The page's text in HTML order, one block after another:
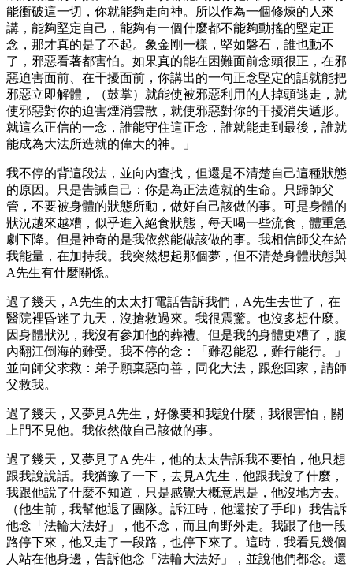
能衝破這一切，你就能夠走向神。所以作為一個修煉的人來
講，能夠堅定自己，能夠有一個什麼都不能夠動搖的堅定正
念，那才真的是了不起。象金剛一樣，堅如磐石，誰也動不
了，邪惡看著都害怕。如果真的能在困難面前念頭很正，在邪
惡迫害面前、在干擾面前，你講出的一句正念堅定的話就能把
邪惡立即解體，（鼓掌）就能使被邪惡利用的人掉頭逃走，就
使邪惡對你的迫害煙消雲散，就使邪惡對你的干擾消失遁形。
就這么正信的一念，誰能守住這正念，誰就能走到最後，誰就
能成為大法所造就的偉大的神。」
我不停的背這段法，並向內查找，但還是不清楚自己這種狀態
的原因。只是告誡自己：你是為正法造就的生命。只歸師父
管，不要被身體的狀態所動，做好自己該做的事。可是身體的
狀況越來越糟，似乎進入絕食狀態，每天喝一些流食，體重急
劇下降。但是神奇的是我依然能做該做的事。我相信師父在給
我能量，在加持我。我突然想起那個夢，但不清楚身體狀態與
A先生有什麼關係。
過了幾天，A先生的太太打電話告訴我們，A先生去世了，在
醫院裡昏迷了九天，沒搶救過來。我很震驚。也沒多想什麼。
因身體狀況，我沒有參加他的葬禮。但是我的身體更糟了，腹
內翻江倒海的難受。我不停的念：「難忍能忍，難行能行。」
並向師父求救：弟子願棄惡向善，同化大法，跟您回家，請師
父救我。
過了幾天，又夢見A先生，好像要和我說什麼，我很害怕，關
上門不見他。我依然做自己該做的事。
過了幾天，又夢見了A 先生，他的太太告訴我不要怕，他只想
跟我說說話。我猶豫了一下，去見A先生，他跟我說了什麼，
我跟他說了什麼不知道，只是感覺大概意思是，他沒地方去。
（他生前，我幫他退了團隊。訴江時，他還按了手印）我告訴
他念「法輪大法好」，他不念，而且向野外走。我跟了他一段
路停下來，他又走了一段路，也停下來了。這時，我看見幾個
人站在他身邊，告訴他念「法輪大法好」，並說他們都念。還